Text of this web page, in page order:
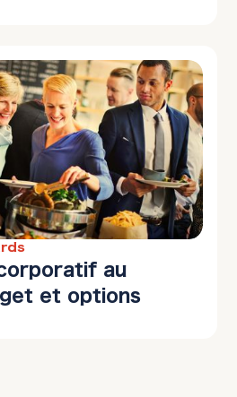
au
et options